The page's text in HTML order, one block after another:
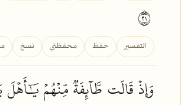
التفسير حفظ محفظتي نسخ
وَإِذۡقَالَت طَّآئِفَةٞمِّنۡهُمۡيَٰٓأَهۡلَ